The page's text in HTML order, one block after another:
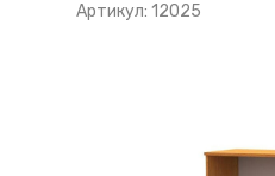
Артикул: 12025